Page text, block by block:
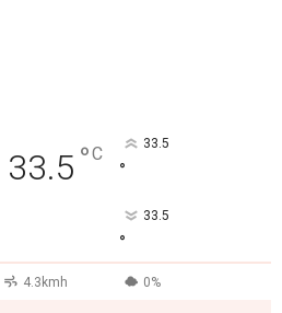
33.5 °C 33.5
°
33.5
°
4.3kmh 0%